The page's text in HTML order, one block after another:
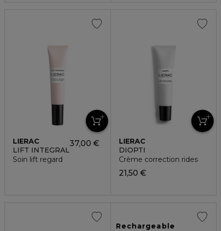
LIERAC
LIFT INTEGRAL
Soin lift regard
37,00 €
LIERAC
DIOPTI
Crème correction rides
21,50 €
Rechargeable